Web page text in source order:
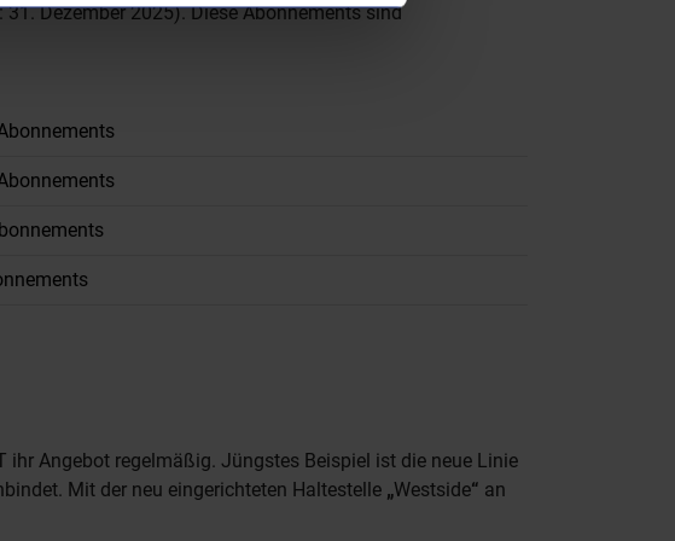
Dezember 2025). Diese Abonnements sind
Angebot regelmäßig. Jüngstes Beispiel ist die neue Linie
Mit der neu eingerichteten Haltestelle „Westside“ an